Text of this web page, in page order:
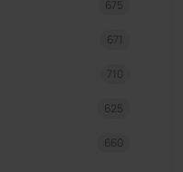
675
671
710
625
660